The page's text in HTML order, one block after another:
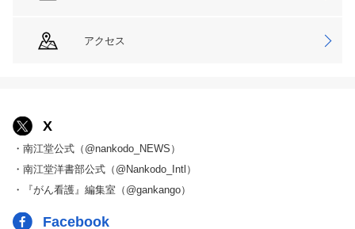
アクセス
X
・南江堂公式（@nankodo_NEWS）
・南江堂洋書部公式（@Nankodo_Intl）
・『がん看護』編集室（@gankango）
Facebook